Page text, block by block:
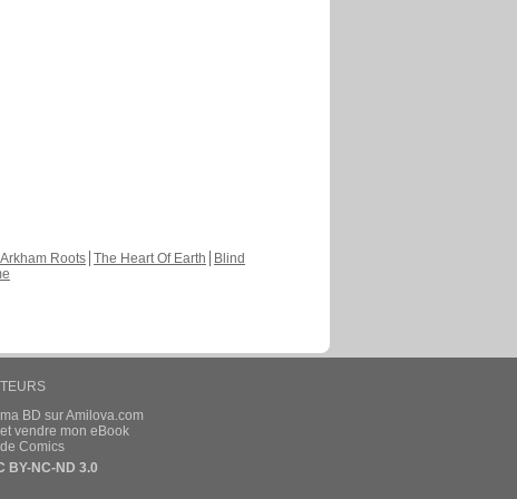
Arkham Roots The Heart Of Earth
Blind
BD sur Amilova.com
vendre mon eBook
Comics
BY-NC-ND 3.0